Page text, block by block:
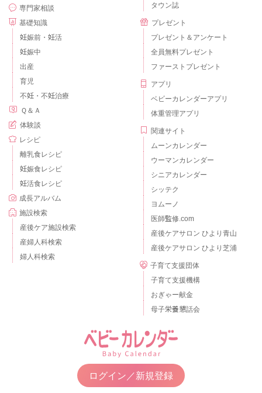
専門家相談
基礎知識
妊娠前・妊活
妊娠中
出産
育児
不妊・不妊治療
Ｑ＆Ａ
体験談
レシピ
離乳食レシピ
妊娠食レシピ
妊活食レシピ
成長アルバム
施設検索
産後ケア施設検索
産婦人科検索
婦人科検索
タウン誌
プレゼント
プレゼント＆アンケート
全員無料プレゼント
ファーストプレゼント
アプリ
ベビーカレンダーアプリ
体重管理アプリ
関連サイト
ムーンカレンダー
ウーマンカレンダー
シニアカレンダー
シッテク
ヨムーノ
医師監修.com
産後ケアサロン ひより青山
産後ケアサロン ひより芝浦
子育て支援団体
子育て支援機構
おぎゃー献金
母子栄養懇話会
ログイン／新規登録